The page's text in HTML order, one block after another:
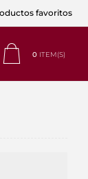
favoritos
0 ITEM(S)